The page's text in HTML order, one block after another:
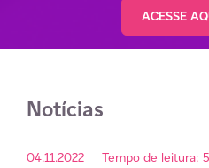
ACESSE
Notícias
04.11.2022 Tempo de leitura: